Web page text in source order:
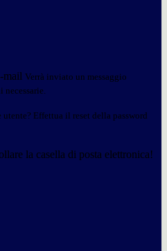
mail Verrà inviato un messaggio
Effettua il reset della password
la casella di posta elettronica!